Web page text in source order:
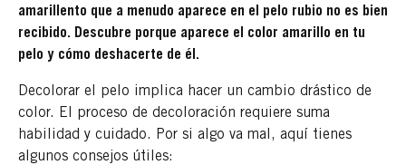
amarillento que a menudo aparece en el pelo rubio no es bien
recibido. Descubre porque aparece el color amarillo en tu
pelo y cómo deshacerte de él.
Decolorar el pelo implica hacer un cambio drástico de
color. El proceso de decoloración requiere suma
habilidad y cuidado. Por si algo va mal, aquí tienes
algunos consejos útiles: